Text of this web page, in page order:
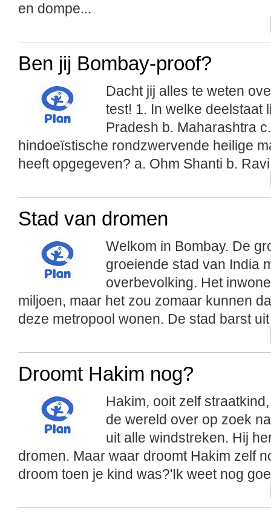
en dompe...
Ben jij Bombay-proof?
Dacht jij alles te weten
test! 1. In welke deelstaat
Pradesh b. Maharashtra
hindoeïstische rondzwervende heilige
heeft opgegeven? a. Ohm Shanti b.
Stad van dromen
Welkom in Bombay. De
groeiende stad van India
overbevolking. Het
miljoen, maar het zou zomaar kunnen
deze metropool wonen. De stad barst
Droomt Hakim nog?
Hakim, ooit zelf
de wereld over op zoek
uit alle windstreken. Hij
dromen. Maar waar droomt Hakim zelf
droom toen je kind was?'Ik weet nog